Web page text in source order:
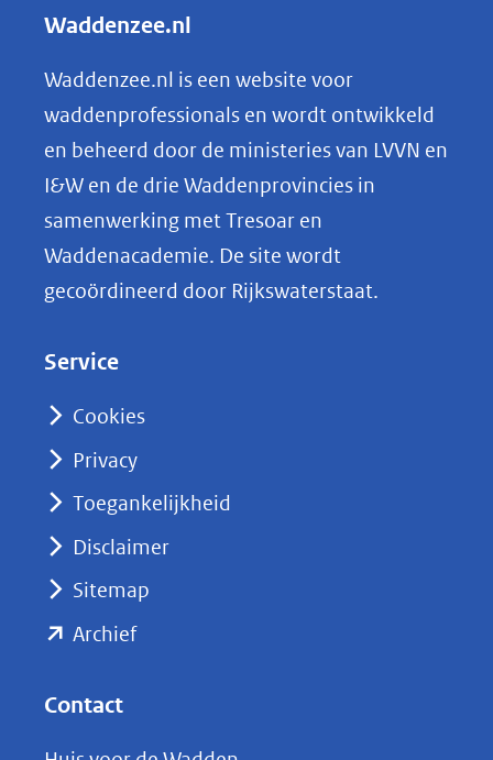
website)
e
n
o
p
k
e
nieuw
naar
Waddenzee.nl
Waddenzee.nl is een website voor
waddenprofessionals en wordt ontwikkeld
en beheerd door de ministeries van LVVN en
I&W en de drie Waddenprovincies in
samenwerking met Tresoar en
Waddenacademie. De site wordt
gecoördineerd door Rijkswaterstaat.
Service
Cookies
Privacy
Toegankelijkheid
Disclaimer
Sitemap
Archief(opent
Contact